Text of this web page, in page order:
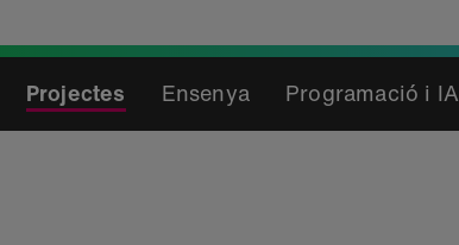
Projectes Ensenya Programació i IA